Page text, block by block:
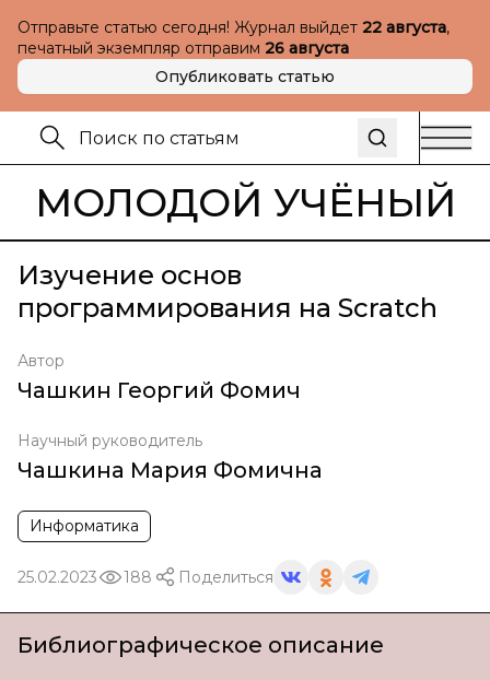
Отправьте статью сегодня! Журнал выйдет 22 августа,
печатный экземпляр отправим 26 августа
Опубликовать статью
МОЛОДОЙ УЧЁНЫЙ
Изучение основ
программирования на Scratch
Автор
Чашкин Георгий Фомич
Научный руководитель
Чашкина Мария Фомична
Информатика
25.02.2023 188 Поделиться
Библиографическое описание